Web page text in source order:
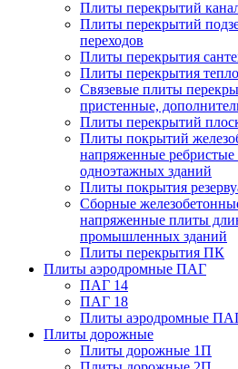
Плиты перекрытий
Плиты перекрытий
переходов
Плиты перекрытия
Плиты перекрытия
Связевые плиты
пристенные,
Плиты перекрытий
Плиты покрытий
напряженные
одноэтажных зданий
Плиты покрытия
Сборные
напряженные плиты
промышленных зданий
Плиты перекрытия ПК
Плиты аэродромные ПАГ
ПАГ 14
ПАГ 18
Плиты аэродромные
Плиты дорожные
Плиты дорожные 1П